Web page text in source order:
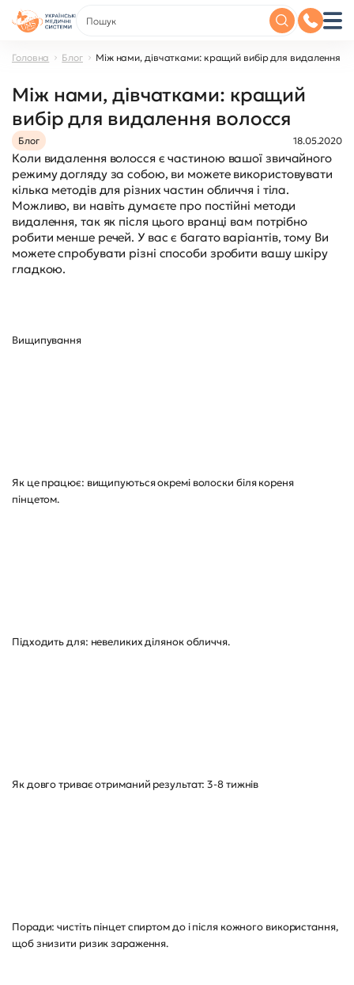
Головна Блог Між нами, дівчатками: кращий вибір для видалення
Між нами, дівчатками: кращий
вибір для видалення волосся
Блог 18.05.2020
Коли видалення волосся є частиною вашої звичайного
режиму догляду за собою, ви можете використовувати
кілька методів для різних частин обличчя і тіла.
Можливо, ви навіть думаєте про постійні методи
видалення, так як після цього вранці вам потрібно
робити менше речей. У вас є багато варіантів, тому Ви
можете спробувати різні способи зробити вашу шкіру
гладкою.
Вищипування
Як це працює: вищипуються окремі волоски біля кореня
пінцетом.
Підходить для: невеликих ділянок обличчя.
Як довго триває отриманий результат: 3-8 тижнів
Поради: чистіть пінцет спиртом до і після кожного використання,
щоб знизити ризик зараження.